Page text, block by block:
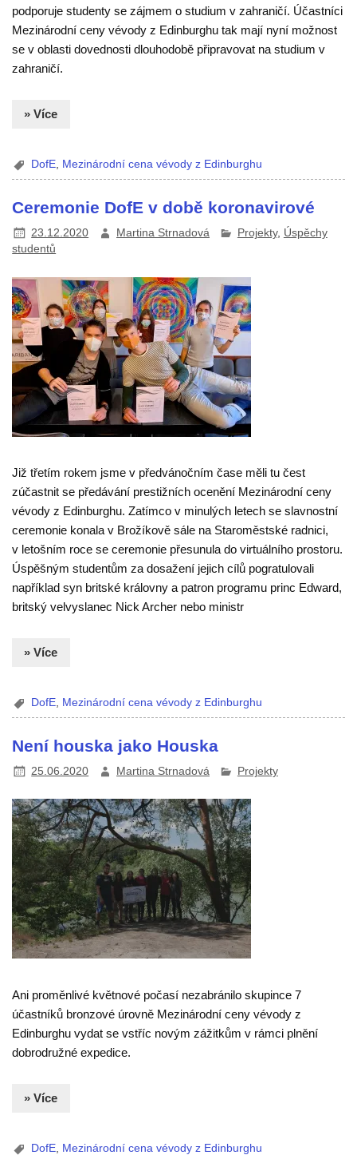
podporuje studenty se zájmem o studium v zahraničí. Účastníci
Mezinárodní ceny vévody z Edinburghu tak mají nyní možnost
se v oblasti dovednosti dlouhodobě připravovat na studium v
zahraničí.
» Více
DofE Mezinárodní cena vévody z Edinburghu
Ceremonie DofE v době koronavirové
23.12.2020 Martina Strnadová Projekty, Úspěchy
studentů
Již třetím rokem jsme v předvánočním čase měli tu čest
zúčastnit se předávání prestižních ocenění Mezinárodní ceny
vévody z Edinburghu. Zatímco v minulých letech se slavnostní
ceremonie konala v Brožíkově sále na Staroměstské radnici,
v letošním roce se ceremonie přesunula do virtuálního prostoru.
Úspěšným studentům za dosažení jejich cílů pogratulovali
například syn britské královny a patron programu princ Edward,
britský velvyslanec Nick Archer nebo ministr
» Více
DofE Mezinárodní cena vévody z Edinburghu
Není houska jako Houska
25.06.2020 Martina Strnadová Projekty
Ani proměnlivé květnové počasí nezabránilo skupince 7
účastníků bronzové úrovně Mezinárodní ceny vévody z
Edinburghu vydat se vstříc novým zážitkům v rámci plnění
dobrodružné expedice.
» Více
DofE Mezinárodní cena vévody z Edinburghu